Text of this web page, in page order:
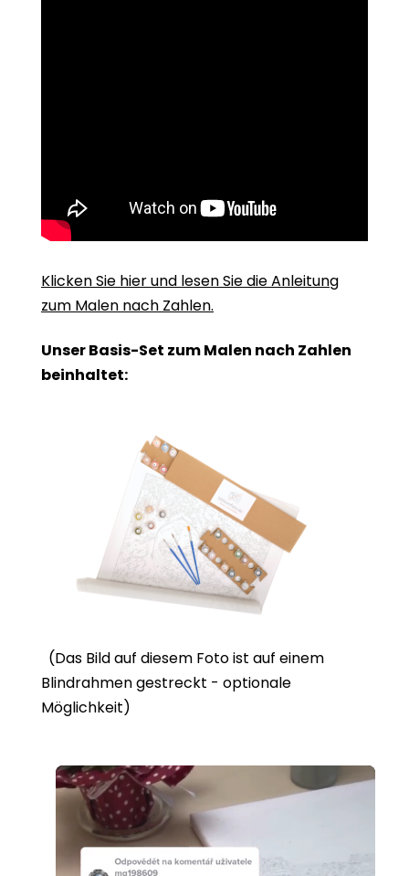
Klicken Sie hier und lesen Sie die Anleitung
zum Malen nach Zahlen.
Unser Basis-Set zum Malen nach Zahlen
beinhaltet:
(Das Bild auf diesem Foto ist auf einem
Blindrahmen gestreckt - optionale
Möglichkeit)